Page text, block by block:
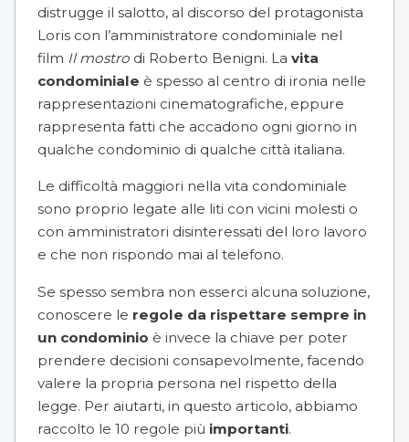
distrugge il salotto, al discorso del protagonista
Loris con l’amministratore condominiale nel
film Il mostro di Roberto Benigni. La vita
condominiale è spesso al centro di ironia nelle
rappresentazioni cinematografiche, eppure
rappresenta fatti che accadono ogni giorno in
qualche condominio di qualche città italiana.
Le difficoltà maggiori nella vita condominiale
sono proprio legate alle liti con vicini molesti o
con amministratori disinteressati del loro lavoro
e che non rispondo mai al telefono.
Se spesso sembra non esserci alcuna soluzione,
conoscere le regole da rispettare sempre in
un condominio è invece la chiave per poter
prendere decisioni consapevolmente, facendo
valere la propria persona nel rispetto della
legge. Per aiutarti, in questo articolo, abbiamo
raccolto le 10 regole più importanti.